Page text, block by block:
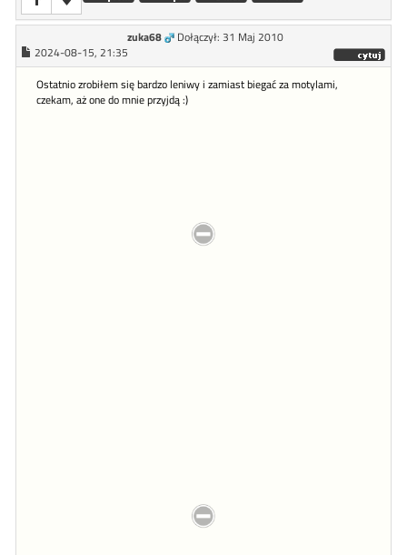
zuka68
Dołączył: 31 Maj 2010
2024-08-15, 21:35
Ostatnio zrobiłem się bardzo leniwy i zamiast biegać za motylami,
czekam, aż one do mnie przyjdą :)